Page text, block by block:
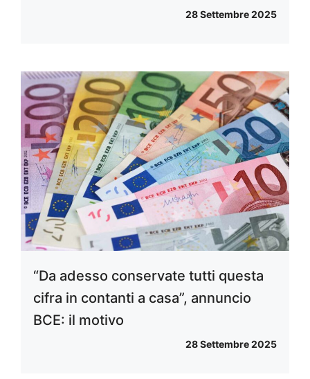
28 Settembre 2025
“Da adesso conservate tutti questa
cifra in contanti a casa”, annuncio
BCE: il motivo
28 Settembre 2025